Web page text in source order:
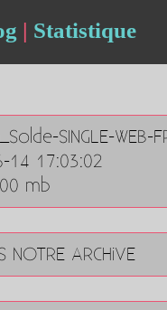
| Statistique
SINGLE-WEB-
14 17:03:02
mb
NOTRE ARCHiVE